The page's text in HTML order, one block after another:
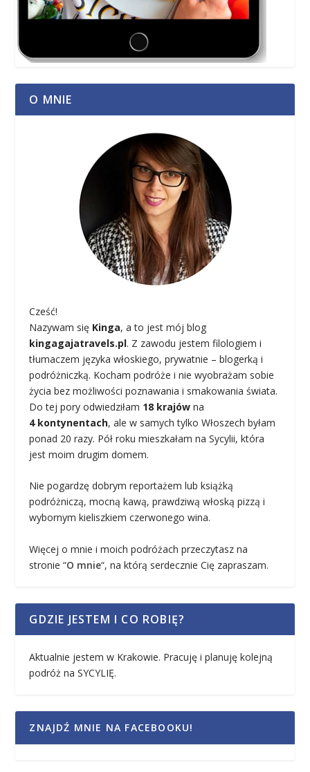
O MNIE
Cześć!
Nazywam się Kinga, a to jest mój blog
kingagajatravels.pl. Z zawodu jestem filologiem i
tłumaczem języka włoskiego, prywatnie – blogerką i
podróżniczką. Kocham podróże i nie wyobrażam sobie
życia bez możliwości poznawania i smakowania świata.
Do tej pory odwiedziłam 18 krajów na
4 kontynentach, ale w samych tylko Włoszech byłam
ponad 20 razy. Pół roku mieszkałam na Sycylii, która
jest moim drugim domem.
Nie pogardzę dobrym reportażem lub książką
podróżniczą, mocną kawą, prawdziwą włoską pizzą i
wybornym kieliszkiem czerwonego wina.
Więcej o mnie i moich podróżach przeczytasz na
stronie “O mnie“, na którą serdecznie Cię zapraszam.
GDZIE JESTEM I CO ROBIĘ?
Aktualnie jestem w Krakowie. Pracuję i planuję kolejną
podróż na SYCYLIĘ.
ZNAJDŹ MNIE NA FACEBOOKU!